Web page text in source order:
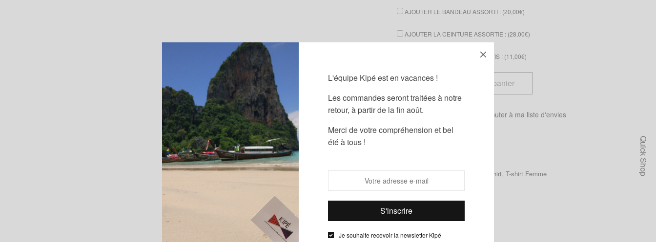
L'équipe Kipé est en vacances !
Les commandes seront traitées à notre
retour, à partir de la fin août.
Merci de votre compréhension et bel
été à tous !
Je souhaite recevoir la newsletter Kipé
AJOUTER LE BANDEAU ASSORTI : (20,00€)
AJOUTER LA CEINTURE ASSORTIE : (28,00€)
AJOUTER LES LACETS ASSORTIS : (11,00€)
Ajouter au panier
Guide des tailles Ajouter à ma liste d'envies
Partager
Catégories :Femme,Homme T-shirt,T-shirt Femme
Informations complémentaires
Quick Shop